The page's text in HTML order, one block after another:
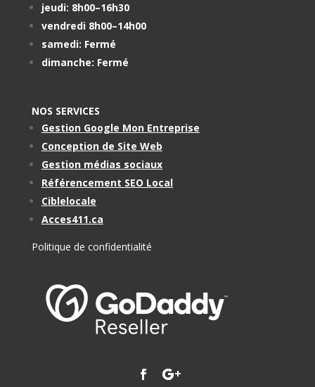
jeudi: 8h00–16h30
vendredi 8h00–14h00
samedi: Fermé
dimanche: Fermé
NOS SERVICES
Gestion Google Mon Entreprise
Conception de Site Web
Gestion médias sociaux
Référencement SEO Local
Ciblelocale
Acces411.ca
Politique de confidentialité